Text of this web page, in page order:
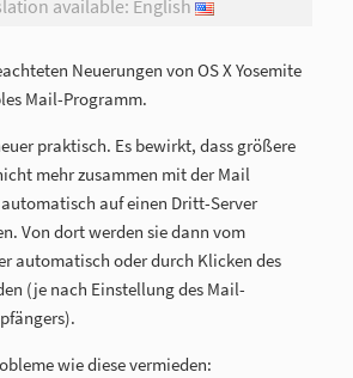
available: English
Neuerungen von OS X Yosemite
Mail-Programm.
praktisch. Es bewirkt, dass größere
mehr zusammen mit der Mail
auf einen Dritt-Server
Von dort werden sie dann vom
automatisch oder durch Klicken des
(je nach Einstellung des Mail-
wie diese vermieden: